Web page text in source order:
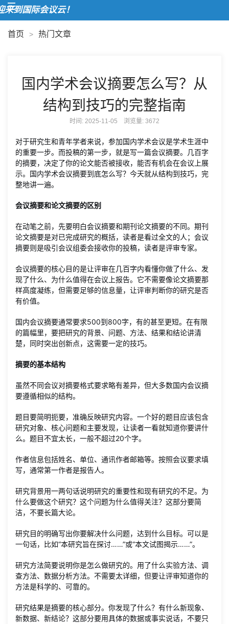
到国际会议云！
首页 > 热门文章
国内学术会议摘要怎么写？从
结构到技巧的完整指南
时间: 2025-11-05 浏览量: 3672
对于研究生和青年学者来说，参加国内学术会议是学术生涯中
的重要一步。而投稿的第一步，就是写一篇会议摘要。几百字
的摘要，决定了你的论文能否被接收，能否有机会在会议上展
示。国内学术会议摘要到底怎么写？今天就从结构到技巧，完
整地讲一遍。
会议摘要和论文摘要的区别
在动笔之前，先要明白会议摘要和期刊论文摘要的不同。期刊
论文摘要是对已完成研究的概括，读者是看过全文的人；会议
摘要则是吸引会议组委会接收你的投稿，读者是评审专家。
会议摘要的核心目的是让评审在几百字内看懂你做了什么、发
现了什么、为什么值得在会议上报告。它不需要像论文摘要那
样高度凝练，但需要足够的信息量，让评审判断你的研究是否
有价值。
国内会议摘要通常要求500到800字，有的甚至更短。在有限
的篇幅里，要把研究的背景、问题、方法、结果和结论讲清
楚，同时突出创新点，这需要一定的技巧。
摘要的基本结构
虽然不同会议对摘要格式要求略有差异，但大多数国内会议摘
要遵循相似的结构。
题目要简明扼要，准确反映研究内容。一个好的题目应该包含
研究对象、核心问题和主要发现，让读者一看就知道你要讲什
么。题目不宜太长，一般不超过20个字。
作者信息包括姓名、单位、通讯作者邮箱等。按照会议要求填
写，通常第一作者是报告人。
研究背景用一两句话说明研究的重要性和现有研究的不足。为
什么要做这个研究？这个问题为什么值得关注？这部分要简
洁，不要长篇大论。
研究目的明确写出你要解决什么问题，达到什么目标。可以是
一句话，比如“本研究旨在探讨……”或“本文试图揭示……”。
研究方法简要说明你是怎么做研究的。用了什么实验方法、调
查方法、数据分析方法。不需要太详细，但要让评审知道你的
方法是科学的、可靠的。
研究结果是摘要的核心部分。你发现了什么？有什么新现象、
新数据、新结论？这部分要用具体的数据或事实说话，不要只